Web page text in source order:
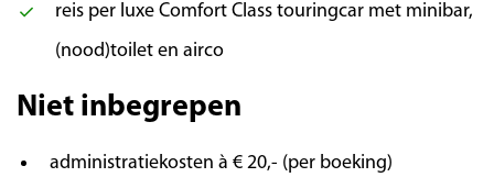
over de omliggende bergwereld: de Stubaier
Alpen, de Zillertaler Alpen en – bij helder weer
wandeling duurt ca. 3 uur.
Dag 6 | Vrije dag
reis per luxe Comfort Class touringcar met minibar,
(nood)toilet en airco
Niet inbegrepen
administratiekosten à € 20,- (per boeking)